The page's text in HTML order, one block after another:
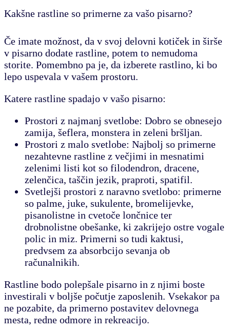
Kakšne rastline so primerne za vašo pisarno?
Če imate možnost, da v svoj delovni kotiček in širše
v pisarno dodate rastline, potem to nemudoma
storite. Pomembno pa je, da izberete rastlino, ki bo
lepo uspevala v vašem prostoru.
Katere rastline spadajo v vašo pisarno:
Prostori z najmanj svetlobe: Dobro se obnesejo
zamija, šeflera, monstera in zeleni bršljan.
Prostori z malo svetlobe: Najbolj so primerne
nezahtevne rastline z večjimi in mesnatimi
zelenimi listi kot so filodendron, dracene,
zelenčica, taščin jezik, praproti, spatifil.
Svetlejši prostori z naravno svetlobo: primerne
so palme, juke, sukulente, bromelijevke,
pisanolistne in cvetoče lončnice ter
drobnolistne obešanke, ki zakrijejo ostre vogale
polic in miz. Primerni so tudi kaktusi,
predvsem za absorbcijo sevanja ob
računalnikih.
Rastline bodo polepšale pisarno in z njimi boste
investirali v boljše počutje zaposlenih. Vsekakor pa
ne pozabite, da primerno postavitev delovnega
mesta, redne odmore in rekreacijo.